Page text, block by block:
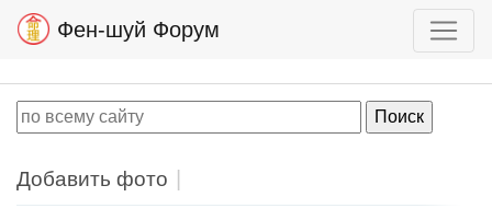
Фен-шуй Форум
Добавить фото